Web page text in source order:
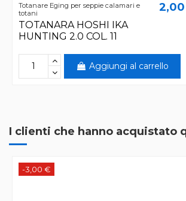
Totanare Eging per seppie calamari e
totani
TOTANARA HOSHI IKA
HUNTING 2.0 COL. 11
Aggiungi al carrello
I clienti che hanno acquistato
-3,00 €